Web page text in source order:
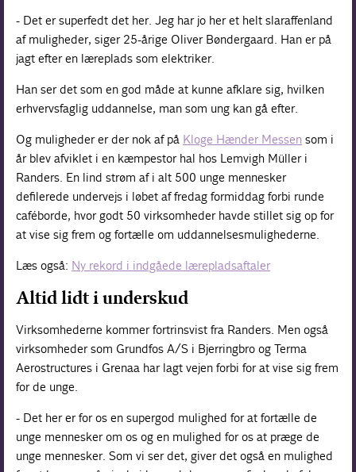
- Det er superfedt det her. Jeg har jo her et helt slaraffenland
af muligheder, siger 25-årige Oliver Bøndergaard. Han er på
jagt efter en læreplads som elektriker.
Han ser det som en god måde at kunne afklare sig, hvilken
erhvervsfaglig uddannelse, man som ung kan gå efter.
Og muligheder er der nok af på Kloge Hænder Messen som i
år blev afviklet i en kæmpestor hal hos Lemvigh Müller i
Randers. En lind strøm af i alt 500 unge mennesker
defilerede undervejs i løbet af fredag formiddag forbi runde
caféborde, hvor godt 50 virksomheder havde stillet sig op for
at vise sig frem og fortælle om uddannelsesmulighederne.
Læs også: Ny rekord i indgåede lærepladsaftaler
Altid lidt i underskud
Virksomhederne kommer fortrinsvist fra Randers. Men også
virksomheder som Grundfos A/S i Bjerringbro og Terma
Aerostructures i Grenaa har lagt vejen forbi for at vise sig frem
for de unge.
- Det her er for os en supergod mulighed for at fortælle de
unge mennesker om os og en mulighed for os at præge de
unge mennesker. Som vi ser det, giver det også en mulighed